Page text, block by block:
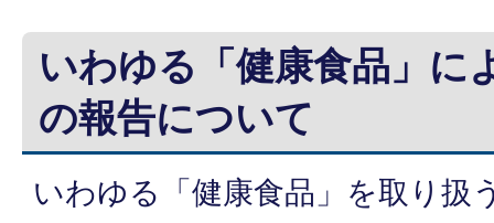
いわゆる「健康食品」に
の報告について
いわゆる「健康食品」を取り扱